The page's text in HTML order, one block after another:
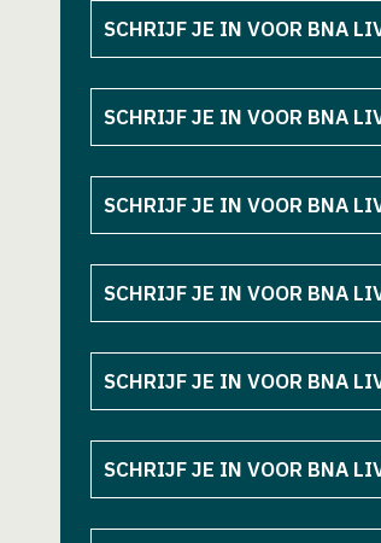
SCHRIJF JE IN VOOR BNA
SCHRIJF JE IN VOOR BNA
SCHRIJF JE IN VOOR BNA
SCHRIJF JE IN VOOR BNA
SCHRIJF JE IN VOOR BNA
SCHRIJF JE IN VOOR BNA